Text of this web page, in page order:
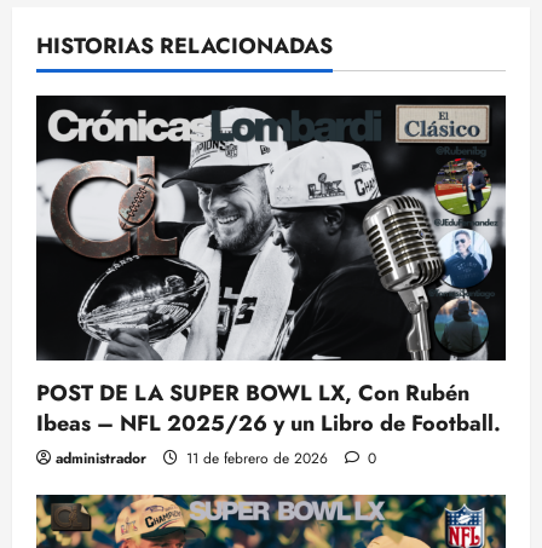
HISTORIAS RELACIONADAS
POST DE LA SUPER BOWL LX, Con Rubén
Ibeas – NFL 2025/26 y un Libro de Football.
administrador 11 de febrero de 2026 0